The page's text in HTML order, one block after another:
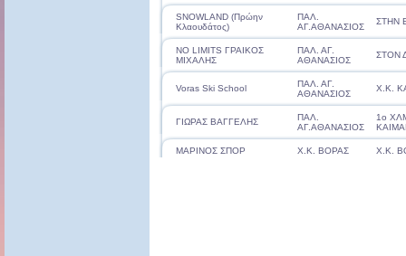
SNOWLAND (Πρώην
Κλαουδάτος)
ΠΑΛ.
ΑΓ.ΑΘΑΝΑΣΙΟΣ
ΣΤΗΝ
NO LIMITS ΓΡΑΙΚΟΣ
ΜΙΧΑΛΗΣ
ΠΑΛ. ΑΓ.
ΑΘΑΝΑΣΙΟΣ
ΣΤΟΝ
Voras Ski School
ΠΑΛ. ΑΓ.
ΑΘΑΝΑΣΙΟΣ
Χ.Κ.
ΓΙΩΡΑΣ ΒΑΓΓΕΛΗΣ
ΠΑΛ.
ΑΓ.ΑΘΑΝΑΣΙΟΣ
1ο
ΜΑΡΙΝΟΣ ΣΠΟΡ Χ.Κ. ΒΟΡΑΣ Χ.Κ.